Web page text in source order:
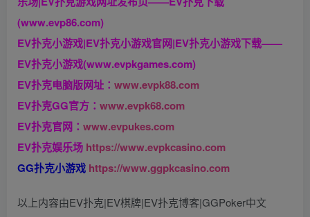
(www.evp86.com)
EV扑克小游戏|EV扑克小游戏官网|EV扑克小游戏下载——
EV扑克小游戏(www.evpkgames.com)
EV扑克电脑版网址： www.evpk88.com
EV扑克GG官方： www.evpk68.com
EV扑克官网： www.evpukes.com
EV扑克娱乐场 https://www.evpkcasino.com
GG扑克小游戏 https://www.ggpkcasino.com
以上内容由EV扑克|EV棋牌|EV扑克博客|GGPoker中文